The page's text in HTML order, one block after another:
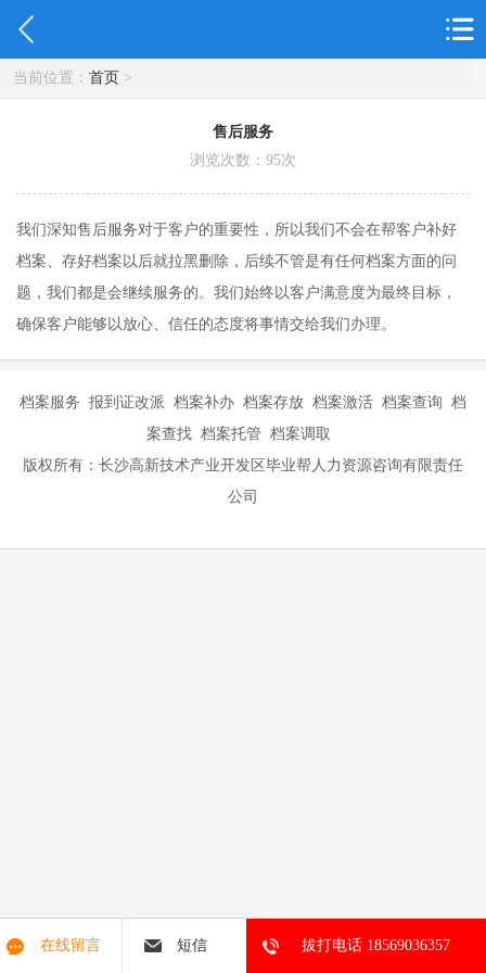
当前位置： 首页>
售后服务
浏览次数： 95次
我们深知售后服务对于客户的重要性，所以我们不会在帮客户补好
档案、存好档案以后就拉黑删除，后续不管是有任何档案方面的问
题，我们都是会继续服务的。我们始终以客户满意度为最终目标，
确保客户能够以放心、信任的态度将事情交给我们办理。
档案服务 报到证改派 档案补办 档案存放 档案激活 档案查询 档
案查找 档案托管 档案调取
版权所有：长沙高新技术产业开发区毕业帮人力资源咨询有限责任
公司
在线留言 短信 拔打电话 18569036357